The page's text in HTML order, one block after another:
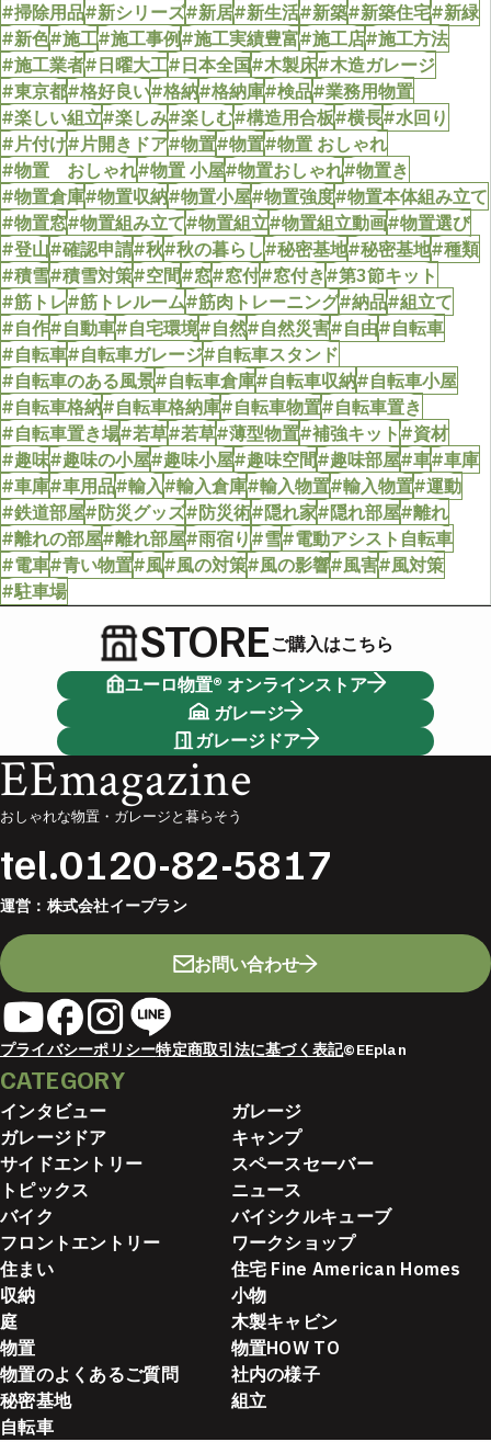
#掃除用品#新シリーズ#新居#新生活#新築#新築住宅#新緑
#新色#施工#施工事例#施工実績豊富#施工店#施工方法
#施工業者#日曜大工#日本全国#木製床#木造ガレージ
#東京都#格好良い#格納#格納庫#検品#業務用物置
#楽しい組立#楽しみ#楽しむ#構造用合板#横長#水回り
#片付け#片開きドア#物置#物置#物置 おしゃれ
#物置 おしゃれ#物置 小屋#物置おしゃれ#物置き
#物置倉庫#物置収納#物置小屋#物置強度#物置本体組み立て
#物置窓#物置組み立て#物置組立#物置組立動画#物置選び
#登山#確認申請#秋#秋の暮らし#秘密基地#秘密基地#種類
#積雪#積雪対策#空間#窓#窓付#窓付き#第3節キット
#筋トレ#筋トレルーム#筋肉トレーニング#納品#組立て
#自作#自動車#自宅環境#自然#自然災害#自由#自転車
#自転車#自転車ガレージ#自転車スタンド
#自転車のある風景#自転車倉庫#自転車収納#自転車小屋
#自転車格納#自転車格納庫#自転車物置#自転車置き
#自転車置き場#若草#若草#薄型物置#補強キット#資材
#趣味#趣味の小屋#趣味小屋#趣味空間#趣味部屋#車#車庫
#車庫#車用品#輸入#輸入倉庫#輸入物置#輸入物置#運動
#鉄道部屋#防災グッズ#防災術#隠れ家#隠れ部屋#離れ
#離れの部屋#離れ部屋#雨宿り#雪#電動アシスト自転車
#電車#青い物置#風#風の対策#風の影響#風害#風対策
#駐車場
STOREご購入はこちら
ユーロ物置® オンラインストア
ガレージ
ガレージドア
EEmagazine
おしゃれな物置・ガレージと暮らそう
tel.0120-82-5817
運営： 株式会社イープラン
お問い合わせ
プライバシーポリシー特定商取引法に基づく表記©EEplan
CATEGORY
インタビュー
ガレージ
ガレージドア
キャンプ
サイドエントリー
スペースセーバー
トピックス
ニュース
バイク
バイシクルキューブ
フロントエントリー
ワークショップ
住まい
住宅 Fine American Homes
収納
小物
庭
木製キャビン
物置
物置HOW TO
物置のよくあるご質問
社内の様子
秘密基地
組立
自転車